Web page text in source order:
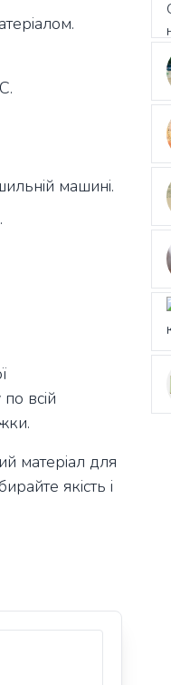
машині.
всій
матеріал для
якість і